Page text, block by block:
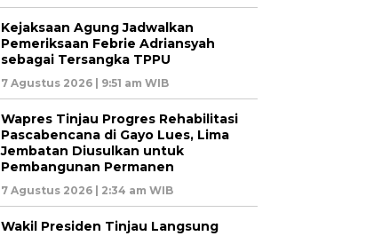
Kejaksaan Agung Jadwalkan
Pemeriksaan Febrie Adriansyah
sebagai Tersangka TPPU
7 Agustus 2026 | 9:51 am WIB
Wapres Tinjau Progres Rehabilitasi
Pascabencana di Gayo Lues, Lima
Jembatan Diusulkan untuk
Pembangunan Permanen
7 Agustus 2026 | 2:34 am WIB
Wakil Presiden Tinjau Langsung